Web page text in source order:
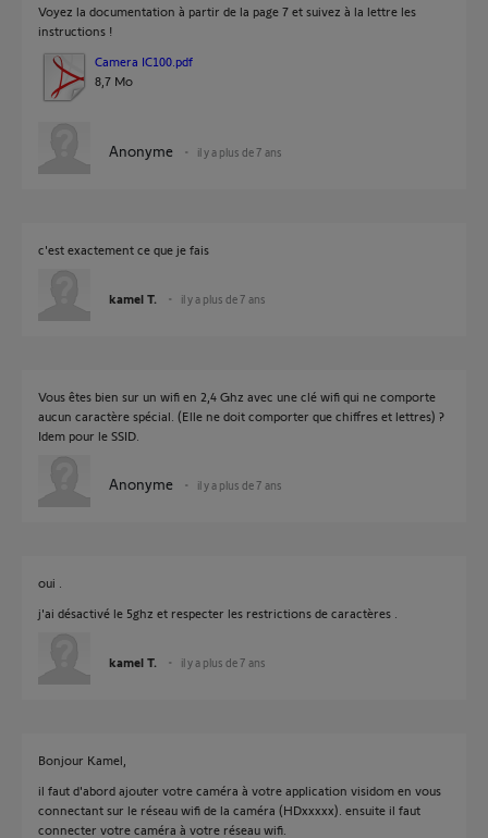
Voyez la documentation à partir de la page 7 et suivez à la lettre les
instructions !
Camera IC100.pdf
8,7 Mo
Anonyme il y a plus de 7 ans
c'est exactement ce que je fais
kamel T. il y a plus de 7 ans
Vous êtes bien sur un wifi en 2,4 Ghz avec une clé wifi qui ne comporte
aucun caractère spécial. (Elle ne doit comporter que chiffres et lettres) ?
Idem pour le SSID.
Anonyme il y a plus de 7 ans
oui .
j'ai désactivé le 5ghz et respecter les restrictions de caractères .
kamel T. il y a plus de 7 ans
Bonjour Kamel,
il faut d'abord ajouter votre caméra à votre application visidom en vous
connectant sur le réseau wifi de la caméra (HDxxxxx). ensuite il faut
connecter votre caméra à votre réseau wifi.